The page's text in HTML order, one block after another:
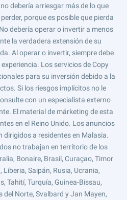
debería arriesgar más de lo que
porque es posible que pierda
debería operar o invertir a menos
la verdadera extensión de su
Al operar o invertir, siempre debe
Los servicios de Copy
para su inversión debido a la
Si los riesgos implícitos no le
con un especialista externo
El material de márketing de esta
en el Reino Unido. Los anuncios
dirigidos a residentes en Malasia.
no trabajan en territorio de los
Bonaire, Brasil, Curaçao, Timor
Saipán, Rusia, Ucrania,
Tahití, Turquía, Guinea-Bissau,
del Norte, Svalbard y Jan Mayen,